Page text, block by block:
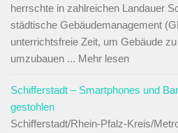
herrschte in zahlreichen Landauer
städtische Gebäudemanagement
unterrichtsfreie Zeit, um Gebäude
umzubauen ... Mehr lesen
Schifferstadt – Smartphones und
gestohlen
Schifferstadt/Rhein-Pfalz-Kreis/